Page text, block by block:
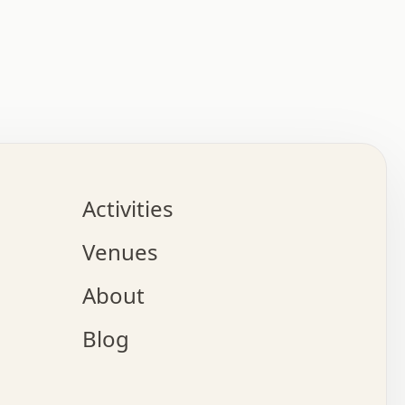
.   .   .   .   .   .   .   .   x   .   .   .   .
o   .   .   .   .   .   .   .   .   x   .   .   .
.   .   .   :   .   .   .   x   .   .   .   :   .
.   .   .   +   .   .   .   .   .   .   .   .   x
.   .   x   .   .   .   .   .   .   :   .   .   .
.   .   .   .   .   +   .   .   .   .   x   .   .
.   .   .   .   x   .   .   o   .   .   .   .   .
.   .   .   .   .   .   .   .   .   .   .   .   .
x   .   .   .   .   .   +   .   .   x   .   .   .
.   .   .   .   +   o   .   .   .   .   .   x   .
Activities
Venues
About
Blog